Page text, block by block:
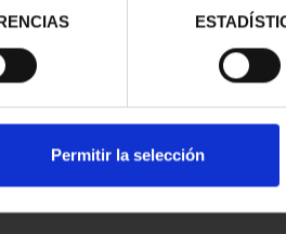
Permitir la selección
Sólo para usuarios registrados